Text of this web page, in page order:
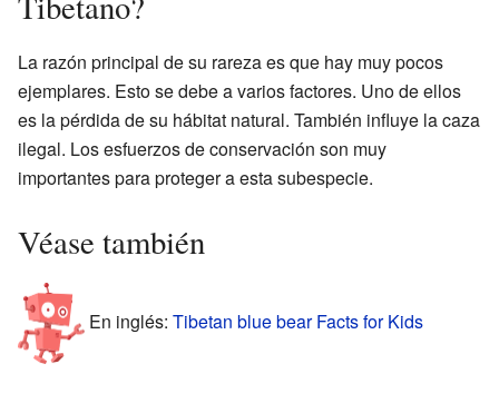
La razón principal de su rareza es que hay muy pocos
ejemplares. Esto se debe a varios factores. Uno de ellos
es la pérdida de su hábitat natural. También influye la caza
ilegal. Los esfuerzos de conservación son muy
importantes para proteger a esta subespecie.
Véase también
En inglés: Tibetan blue bear Facts for Kids